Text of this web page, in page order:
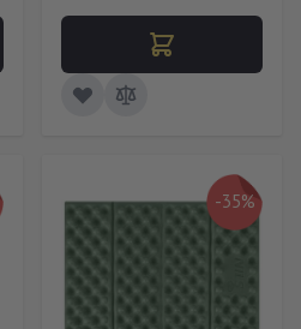
-35%